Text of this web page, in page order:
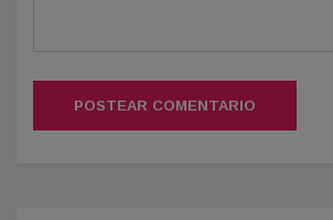
POSTEAR COMENTARIO